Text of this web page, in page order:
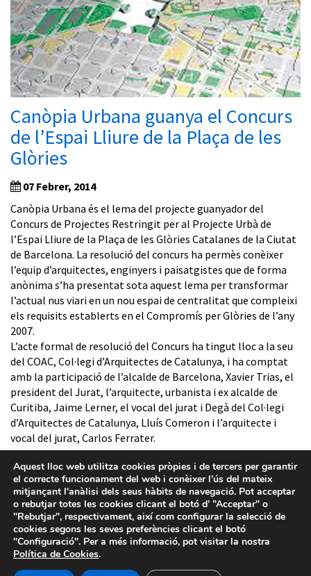
Canòpia Urbana guanya el Concurs
de l’Espai Lliure de la Plaça de les
Glòries
07 Febrer, 2014
Canòpia Urbana és el lema del projecte guanyador del
Concurs de Projectes Restringit per al Projecte Urbà de
l’Espai Lliure de la Plaça de les Glòries Catalanes de la Ciutat
de Barcelona. La resolució del concurs ha permès conèixer
l’equip d’arquitectes, enginyers i paisatgistes que de forma
anònima s’ha presentat sota aquest lema per transformar
l’actual nus viari en un nou espai de centralitat que compleixi
els requisits establerts en el Compromís per Glòries de l’any
2007.
L’acte formal de resolució del Concurs ha tingut lloc a la seu
del COAC, Col·legi d’Arquitectes de Catalunya, i ha comptat
amb la participació de l’alcalde de Barcelona, Xavier Trias, el
president del Jurat, l’arquitecte, urbanista i ex alcalde de
Curitiba, Jaime Lerner, el vocal del jurat i Degà del Col·legi
d’Arquitectes de Catalunya, Lluís Comeron i l’arquitecte i
vocal del jurat, Carlos Ferrater.
Enllaç a la web de Glòries
Avís legal-Política de privacitat
Sistema intern d’informació- Barcelona d'Infraestructures
Aquest lloc web utilitza cookies pròpies i de tercers per garantir
el correcte funcionament del web i conèixer l’ús del mateix
mitjançant l'anàlisi dels seus hàbits de navegació. Pot acceptar
o rebutjar totes les cookies clicant el botó d’ ”Acceptar" o
"Rebutjar", respectivament, així com configurar la selecció de
cookies segons les seves preferències clicant el botó
"Configuració". Per a més informació, pot visitar la nostra
Política de Cookies.